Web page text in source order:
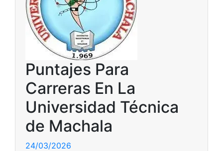
Puntajes Para
Carreras En La
Universidad Técnica
de Machala
24/03/2026